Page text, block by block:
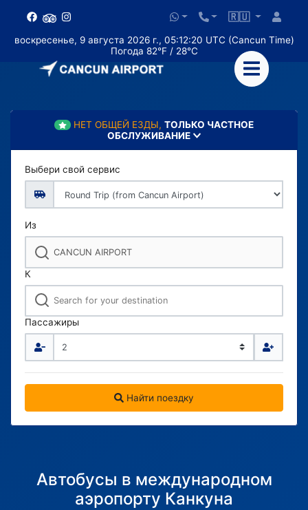
🇷🇺
воскресенье, 9 августа 2026 г., 05:12:21 UTC (Cancun Time)
Погода 82°F / 28°C
НЕТ ОБЩЕЙ ЕЗДЫ, ТОЛЬКО ЧАСТНОЕ
ОБСЛУЖИВАНИЕ
Выбери свой сервис
Из
К
Пассажиры
Найти поездку
Автобусы в международном
аэропорту Канкуна